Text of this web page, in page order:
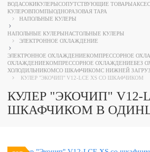
ВОДАСОКИКУЛЕРЫСОПУТСТВУЮЩИЕ ТОВАРЫ
КУЛЕРОВПОМПЫОДНОРАЗОВАЯ ТАРА
НАПОЛЬНЫЕ КУЛЕРЫ
НАПОЛЬНЫЕ КУЛЕРЫНАСТОЛЬНЫЕ КУЛЕРЫ
ЭЛЕКТРОННОЕ ОХЛАЖДЕНИЕ
ЭЛЕКТРОННОЕ ОХЛАЖДЕНИЕКОМПРЕССОРНОЕ
ОХЛАЖДЕНИЕКОМПРЕССОРНОЕ ОХЛАЖДЕНИЕБЕЗ
ХОЛОДИЛЬНИКОМСО ШКАФЧИКОМС НИЖНЕЙ
КУЛЕР "ЭКОЧИП" V12-LCE XS СО ШКАФЧИКОМ
КУЛЕР "ЭКОЧИП" V12-
ШКАФЧИКОМ В